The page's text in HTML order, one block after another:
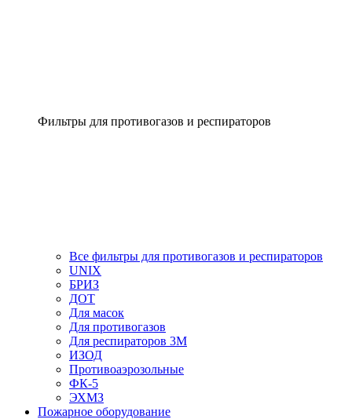
Фильтры для противогазов и респираторов
Все фильтры для противогазов и респираторов
UNIX
БРИЗ
ДОТ
Для масок
Для противогазов
Для респираторов 3М
ИЗОД
Противоаэрозольные
ФК-5
ЭХМЗ
Пожарное оборудование